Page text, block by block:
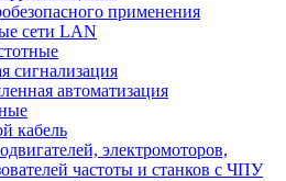
применения
сети LAN
сигнализация
автоматизация
кабель
электромоторов,
частоты и станков с ЧПУ